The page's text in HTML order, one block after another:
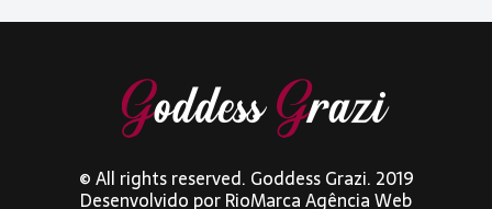
© All rights reserved. Goddess Grazi. 2019
Desenvolvido porRioMarca Agência Web